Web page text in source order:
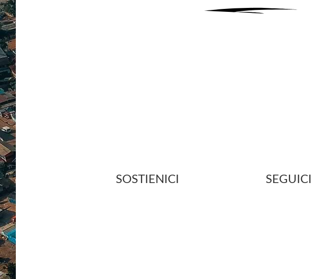
SOSTIENICI SEGUICI